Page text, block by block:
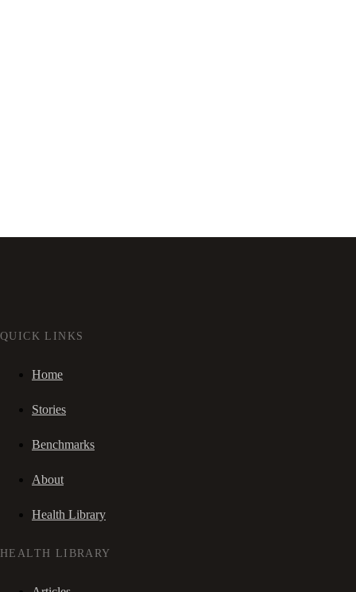
QUICK LINKS
Home
Stories
Benchmarks
About
Health Library
HEALTH LIBRARY